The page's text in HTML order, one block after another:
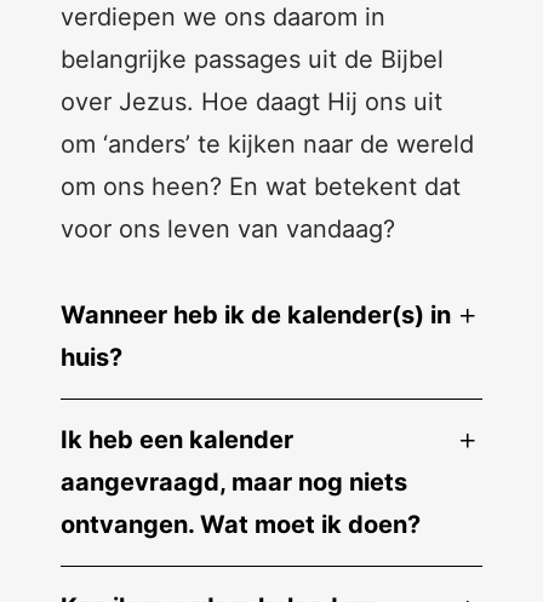
verdiepen we ons daarom in
belangrijke passages uit de Bijbel
over Jezus. Hoe daagt Hij ons uit
om ‘anders’ te kijken naar de wereld
om ons heen? En wat betekent dat
voor ons leven van vandaag?
Wanneer heb ik de kalender(s) in
huis?
Ik heb een kalender
aangevraagd, maar nog niets
ontvangen. Wat moet ik doen?